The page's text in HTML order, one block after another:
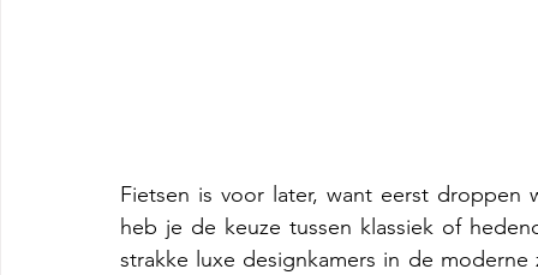
Fietsen is voor later, want eerst droppen
heb je de keuze tussen klassiek of
strakke luxe designkamers in de